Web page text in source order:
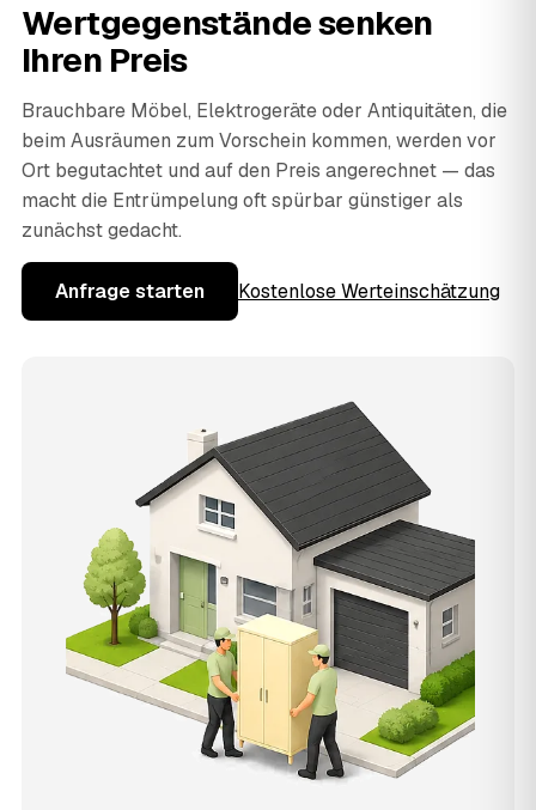
Wertgegenstände senken
Ihren Preis
Brauchbare Möbel, Elektrogeräte oder Antiquitäten, die
beim Ausräumen zum Vorschein kommen, werden vor
Ort begutachtet und auf den Preis angerechnet — das
macht die Entrümpelung oft spürbar günstiger als
zunächst gedacht.
Anfrage starten Kostenlose Werteinschätzung